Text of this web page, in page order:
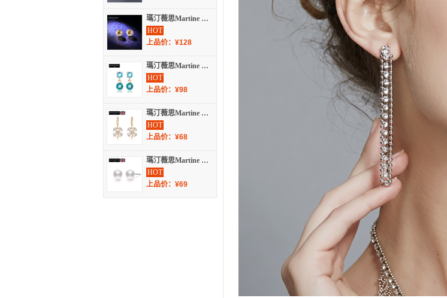
瑪汀薇思Martine Wester 镀18k金金色魅影圆亮钻施华洛世奇水晶耳钉 MW20-114CG
HOT
上品价：¥128
瑪汀薇思Martine Wester 【新品】玛汀特定复古星月双色耳饰－浅翠蓝 S7-189LT
HOT
上品价：¥98
瑪汀薇思Martine Wester 白色四叶草水晶摇逸耳饰耳坠 MW18-030C
HOT
上品价：¥68
瑪汀薇思Martine Wester 镀18k金珍爱你我施华洛水晶珍珠耳钉 MW20-002
HOT
上品价：¥69